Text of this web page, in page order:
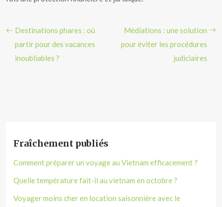
Destinations phares : où
partir pour des vacances
inoubliables ?
Médiations : une solution
pour éviter les procédures
judiciaires
Fraîchement publiés
Comment préparer un voyage au Vietnam efficacement ?
Quelle température fait-il au vietnam en octobre ?
Voyager moins cher en location saisonnière avec le